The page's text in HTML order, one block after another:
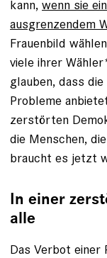
kann, wenn sie
ausgrenzendem
Frauenbild
viele ihrer
glauben, dass
Probleme
zerstörten
die Menschen,
braucht es jetzt
In einer
alle
Das Verbot einer